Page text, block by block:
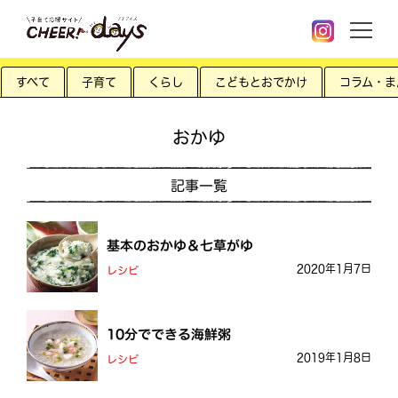
すべて 子育て くらし こどもとおでかけ コラム・
おかゆ
記事一覧
基本のおかゆ＆七草がゆ
レシピ 2020年1月7日
10分でできる海鮮粥
レシピ 2019年1月8日